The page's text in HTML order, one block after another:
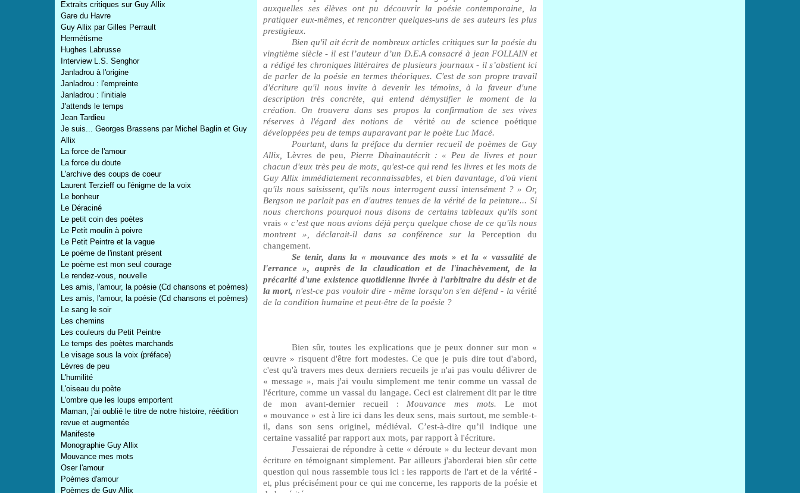
Extraits critiques sur Guy Allix
Gare du Havre
Guy Allix par Gilles Perrault
Hermétisme
Hughes Labrusse
Interview L.S. Senghor
Janladrou à l'origine
Janladrou : l'empreinte
Janladrou : l'initiale
J'attends le temps
Jean Tardieu
Je suis... Georges Brassens par Michel Baglin et Guy
Allix
La force de l'amour
La force du doute
L'archive des coups de coeur
Laurent Terzieff ou l'énigme de la voix
Le bonheur
Le Déraciné
Le petit coin des poètes
Le Petit moulin à poivre
Le Petit Peintre et la vague
Le poème de l'instant présent
Le poème est mon seul courage
Le rendez-vous, nouvelle
Les amis, l'amour, la poésie (Cd chansons et poèmes)
Les amis, l'amour, la poésie (Cd chansons et poèmes)
Le sang le soir
Les chemins
Les couleurs du Petit Peintre
Le temps des poètes marchands
Le visage sous la voix (préface)
Lèvres de peu
L'humilité
L'oiseau du poète
L'ombre que les loups emportent
Maman, j'ai oublié le titre de notre histoire, réédition
revue et augmentée
Manifeste
Monographie Guy Allix
Mouvance mes mots
Oser l'amour
Poèmes d'amour
Poèmes de Guy Allix
auxquelles ses élèves ont pu découvrir la poésie contemporaine, la
pratiquer eux-mêmes, et rencontrer quelques-uns de ses auteurs les plus
prestigieux.
Bien qu'il ait écrit de nombreux articles critiques sur la poésie du
vingtième siècle - il est l’auteur d’un D.E.A consacré à jean FOLLAIN et
a rédigé les chroniques littéraires de plusieurs journaux - il s’abstient ici
de parler de la poésie en termes théoriques. C'est de son propre travail
d'écriture qu'il nous invite à devenir les témoins, à la faveur d'une
description très concrète, qui entend démystifier le moment de la
création. On trouvera dans ses propos la confirmation de ses vives
réserves à l'égard des notions de
véritéoudescience poétique
développées peu de temps auparavant par le poète Luc Macé.
Pourtant, dans la préface du dernier recueil de poèmes de Guy
Allix, Lèvres de peu, Pierre Dhainautécrit : « Peu de livres et pour
chacun d'eux très peu de mots, qu'est-ce qui rend les livres et les mots de
Guy Allix immédiatement reconnaissables, et bien davantage, d'où vient
qu'ils nous saisissent, qu'ils nous interrogent aussi intensément ? » Or,
Bergson ne parlait pas en d'autres tenues de la vérité de la peinture... Si
nous cherchons pourquoi nous disons de certains tableaux qu'ils sont
vrais « c’est que nous avions déjà perçu quelque chose de ce qu'ils nous
montrent », déclarait-il dans sa conférence sur laPerception du
changement.
Se tenir, dans la « mouvance des mots » et la « vassalité de
l'errance », auprès de la claudication et de l'inachèvement, de la
précarité d'une existence quotidienne livrée à l'arbitraire du désir et de
la mort, n'est-ce pas vouloir dire - même lorsqu'on s'en défend - lavérité
de la condition humaine et peut-être de la poésie ?
Bien sûr, toutes les explications que je peux donner sur mon «
œuvre » risquent d'être fort modestes. Ce que je puis dire tout d'abord,
c'est qu'à travers mes deux derniers recueils je n'ai pas voulu délivrer de
« message », mais j'ai voulu simplement me tenir comme un vassal de
l'écriture, comme un vassal du langage. Ceci est clairement dit par le titre
de mon avant-dernier recueil : Mouvance mes mots.Le mot
« mouvance » est à lire ici dans les deux sens, mais surtout, me semble-t-
il, dans son sens originel, médiéval. C’est-à-dire qu’il indique une
certaine vassalité par rapport aux mots, par rapport à l'écriture.
J'essaierai de répondre à cette « déroute » du lecteur devant mon
écriture en témoignant simplement. Par ailleurs j'aborderai bien sûr cette
question qui nous rassemble tous ici : les rapports de l'art et dela vérité -
et, plus précisément pour ce qui me concerne, les rapports de la poésie et